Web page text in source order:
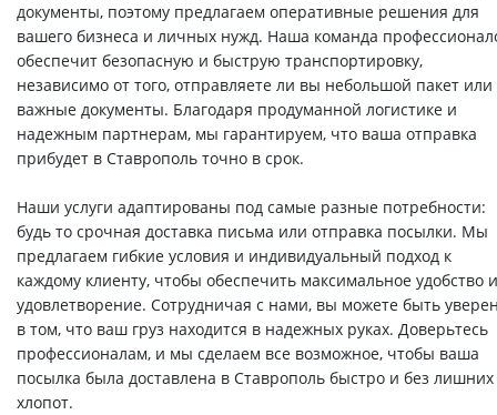
документы, поэтому предлагаем оперативные решения для
вашего бизнеса и личных нужд. Наша команда
обеспечит безопасную и быструю транспортировку,
независимо от того, отправляете ли вы небольшой пакет или
важные документы. Благодаря продуманной логистике и
надежным партнерам, мы гарантируем, что ваша отправка
прибудет в Ставрополь точно в срок.
Наши услуги адаптированы под самые разные потребности:
будь то срочная доставка письма или отправка посылки. Мы
предлагаем гибкие условия и индивидуальный подход к
каждому клиенту, чтобы обеспечить максимальное удобство и
удовлетворение. Сотрудничая с нами, вы можете быть
в том, что ваш груз находится в надежных руках. Доверьтесь
профессионалам, и мы сделаем все возможное, чтобы ваша
посылка была доставлена в Ставрополь быстро и без лишних
хлопот.